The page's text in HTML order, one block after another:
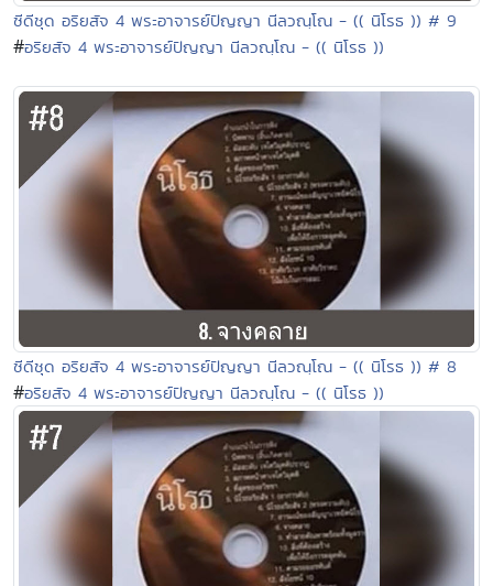
ซีดีชุด อริยสัจ 4 พระอาจารย์ปัญญา นีลวณฺโณ - (( นิโรธ )) # 9
#อริยสัจ 4 พระอาจารย์ปัญญา นีลวณฺโณ - (( นิโรธ ))
ซีดีชุด อริยสัจ 4 พระอาจารย์ปัญญา นีลวณฺโณ - (( นิโรธ )) # 8
#อริยสัจ 4 พระอาจารย์ปัญญา นีลวณฺโณ - (( นิโรธ ))